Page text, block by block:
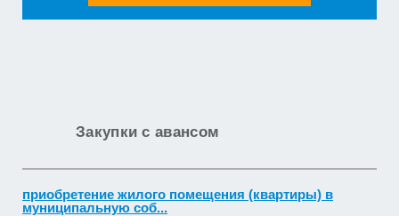
Закупки с авансом
приобретение жилого помещения (квартиры) в
муниципальную соб...